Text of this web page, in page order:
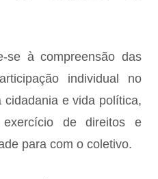
se à compreensão das
individual no
e vida política,
de direitos e
para com o coletivo.